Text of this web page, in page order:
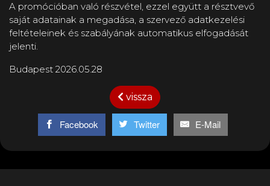
A promócióban való részvétel, ezzel együtt a résztvevő
saját adatainak a megadása, a szervező adatkezelési
feltételeinek és szabályának automatikus elfogadását
jelenti.
Budapest 2026.05.28
vissza
Facebook Twitter E-Mail